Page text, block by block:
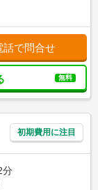
話で問合せ
無料
初期費用に注目
分